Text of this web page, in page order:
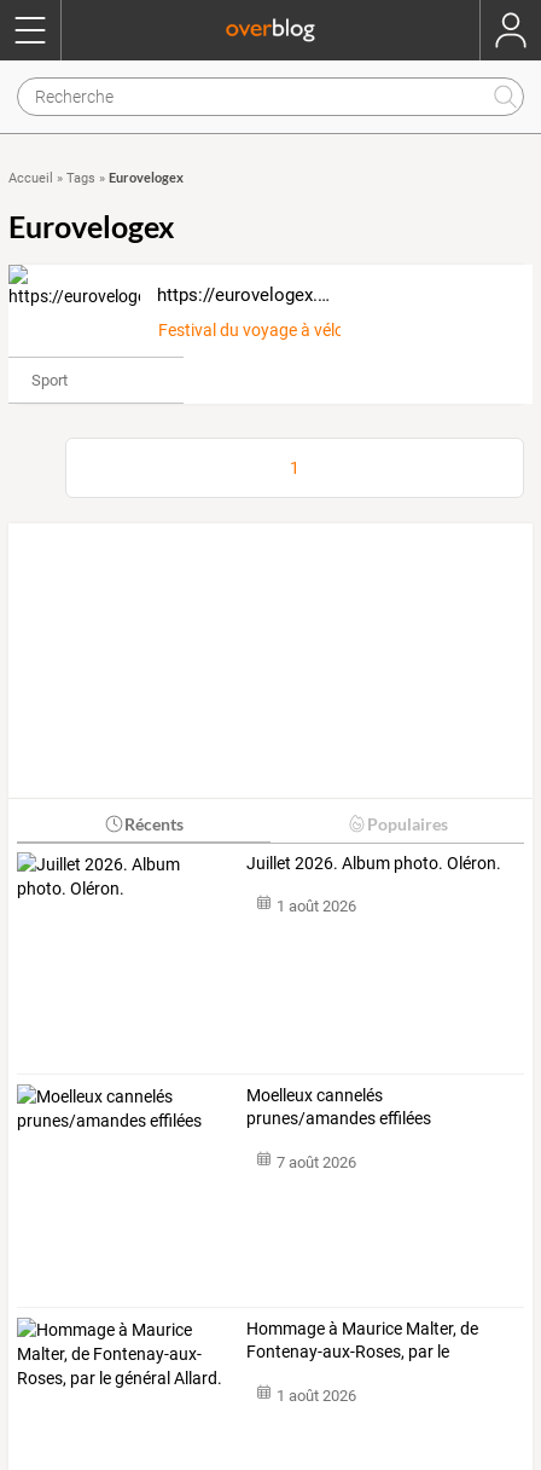
Accueil » Tags » Eurovelogex
Eurovelogex
https://eurovelogex.wordpress.com/
Festival du voyage à vélo EuroVeloGex
Sport
1
Récents Populaires
Juillet 2026. Album photo. Oléron.
1 août 2026
Moelleux cannelés
prunes/amandes effilées
7 août 2026
Hommageà Maurice Malter, de
Fontenay-aux-Roses, par le
1 août 2026